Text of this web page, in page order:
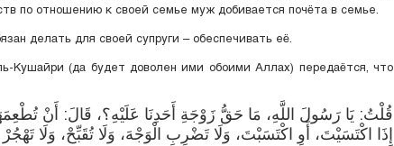
по отношению к своей семье муж добивается почёта в семье.
делать для своей супруги – обеспечивать её.
Кушайри (да будет доволен ими обоими Аллах) передаётся, что
قُلْتُ: يَا رَسُولَ اللَّهِ، مَا حَقُّ زَوْجَةِ أَحَدِنَا عَلَيْهِ؟، قَالَ: أَنْ
إِذَا اكْتَسَيْتَ، أَوِ اكْتَسَبْتَ، وَلَا تَضْرِبِ الْوَجْهَ، وَلَا تُقَبِّحْ، وَلَا تَهْجُرْ